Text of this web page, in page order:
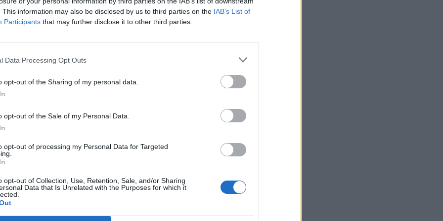
This information may also be disclosed by us to third parties on the IAB’s List of
Participants that may further disclose it to other third parties.
Data Processing Opt Outs
opt-out of the Sharing of my personal data.
opt-out of the Sale of my Personal Data.
opt-out of processing my Personal Data for Targeted
opt-out of Collection, Use, Retention, Sale, and/or Sharing
Data that Is Unrelated with the Purposes for which it
országok minisztereinek arra kell törekedni, hogy a lehető legjobban
amerikai pénzügyminiszterrel is. A G7 országok a lépésekbe bevonhatják
kiemelte, hogy hétfőn vagy kedden egyeztet Christine Lagarde...
portfolio.hu hírarchívumához tartozik, melynek olvasása előfizetéses
cikkarchívum
elmúlt 2 év napon belüli
Előfizetés